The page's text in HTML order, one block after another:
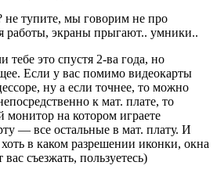
не тупите, мы говорим не про
работы, экраны прыгают.. умники..
это спустя 2-ва года, но
Если у вас помимо видеокарты
ну а если точнее, то можно
к мат. плате, то
монитор на котором играете
— все остальные в мат. плату. И
в каком разрешении иконки, окна
съезжать, пользуетесь)